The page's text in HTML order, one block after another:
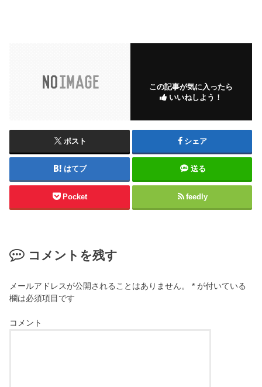
この記事が気に入ったら
いいねしよう！
ポスト シェア
はてブ 送る
Pocket feedly
コメントを残す
メールアドレスが公開されることはありません。 * が付いている
欄は必須項目です
コメント